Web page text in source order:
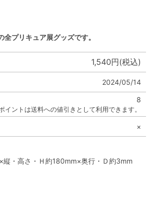
プリキュア展グッズです。
1,540円(税込)
2024/05/14
8
イントは送料への値引きとして利用できます。
×
縦・高さ・Ｈ約180mm×奥行・Ｄ約3mm